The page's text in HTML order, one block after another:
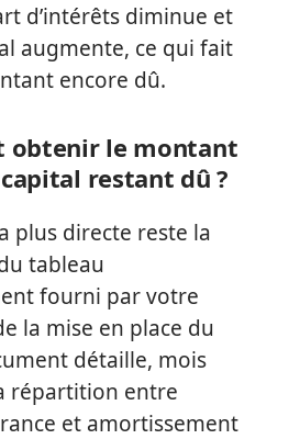
d’intérêts diminue et
augmente, ce qui fait
encore dû.
obtenir le montant
restant dû ?
plus directe reste la
tableau
fourni par votre
la mise en place du
détaille, mois
répartition entre
et amortissement